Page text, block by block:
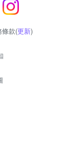
款(更新)